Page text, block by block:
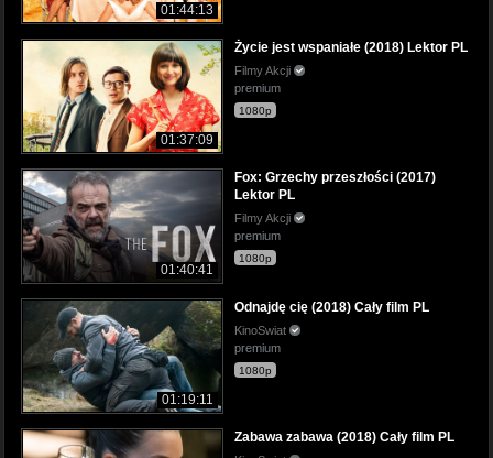
01:44:13
01:37:09
Życie jest wspaniałe (2018) Lektor PL
Filmy Akcji
premium
1080p
01:40:41
Fox: Grzechy przeszłości (2017)
Lektor PL
Filmy Akcji
premium
1080p
01:19:11
Odnajdę cię (2018) Cały film PL
KinoSwiat
premium
1080p
Zabawa zabawa (2018) Cały film PL